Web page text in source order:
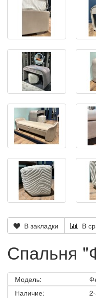
В закладки В
Спальня
Модель:
Наличие: